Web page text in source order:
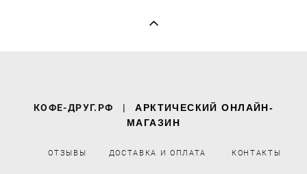
КОФЕ-ДРУГ.РФ |
АРКТИЧЕСКИЙ ОНЛАЙН-
МАГАЗИН
ОТЗЫВЫ ДОСТАВКА И ОПЛАТА КОНТАКТЫ